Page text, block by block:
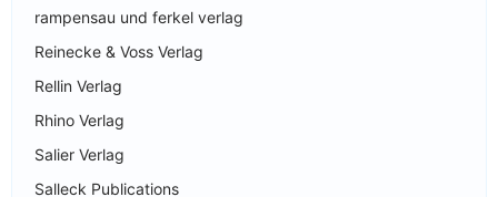
rampensau und ferkel verlag
Reinecke & Voss Verlag
Rellin Verlag
Rhino Verlag
Salier Verlag
Salleck Publications